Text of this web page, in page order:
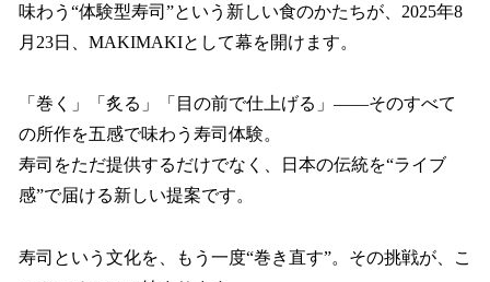
味わう“体験型寿司”という新しい食のかたちが、2025年8
月23日、MAKIMAKIとして幕を開けます。
「巻く」「炙る」「目の前で仕上げる」――そのすべて
の所作を五感で味わう寿司体験。
寿司をただ提供するだけでなく、日本の伝統を“ライブ
感”で届ける新しい提案です。
寿司という文化を、もう一度“巻き直す”。その挑戦が、こ